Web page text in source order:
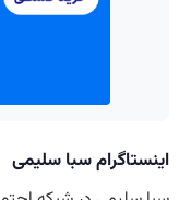
اینستاگرام سبا سلیمی